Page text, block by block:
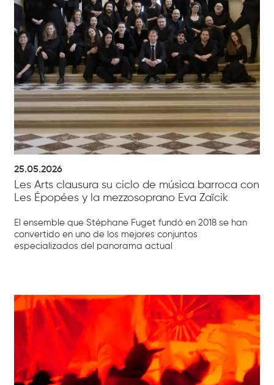
25.05.2026
Les Arts clausura su ciclo de música barroca con
Les Épopées y la mezzosoprano Eva Zaïcik
El ensemble que Stéphane Fuget fundó en 2018 se han
convertido en uno de los mejores conjuntos
especializados del panorama actual